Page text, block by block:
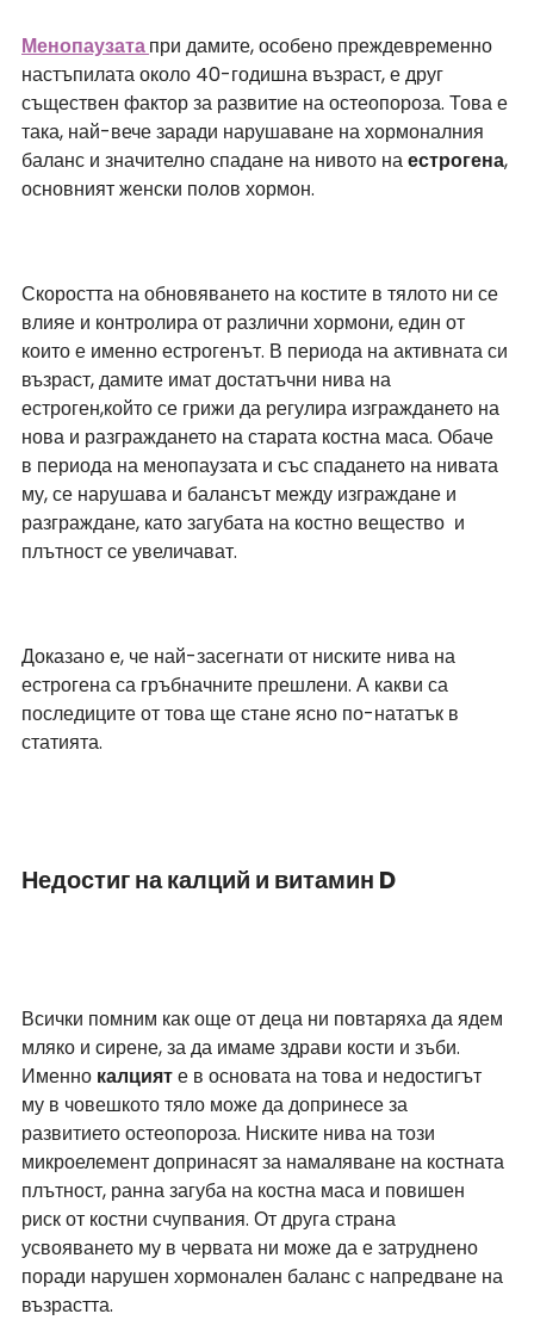
Менопаузата при дамите, особено преждевременно
настъпилата около 40-годишна възраст, е друг
съществен фактор за развитие на остеопороза. Това е
така, най-вече заради нарушаване на хормоналния
баланс и значително спадане на нивото на естрогена,
основният женски полов хормон.
Скоростта на обновяването на костите в тялото ни се
влияе и контролира от различни хормони, един от
които е именно естрогенът. В периода на активната си
възраст, дамите имат достатъчни нива на
естроген,който се грижи да регулира изграждането на
нова и разграждането на старата костна маса. Обаче
в периода на менопаузата и със спадането на нивата
му, се нарушава и балансът между изграждане и
разграждане, като загубата на костно вещество  и
плътност се увеличават.
Доказано е, че най-засегнати от ниските нива на
естрогена са гръбначните прешлени. А какви са
последиците от това ще стане ясно по-нататък в
статията.
Недостиг на калций и витамин D
Всички помним как още от деца ни повтаряха да ядем
мляко и сирене, за да имаме здрави кости и зъби.
Именно калцият е в основата на това и недостигът
му в човешкото тяло може да допринесе за
развитието остеопороза. Ниските нива на този
микроелемент допринасят за намаляване на костната
плътност, ранна загуба на костна маса и повишен
риск от костни счупвания. От друга страна
усвояването му в червата ни може да е затруднено
поради нарушен хормонален баланс с напредване на
възрастта.